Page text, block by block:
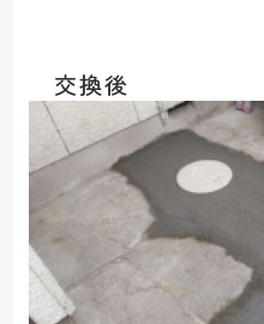
交換後